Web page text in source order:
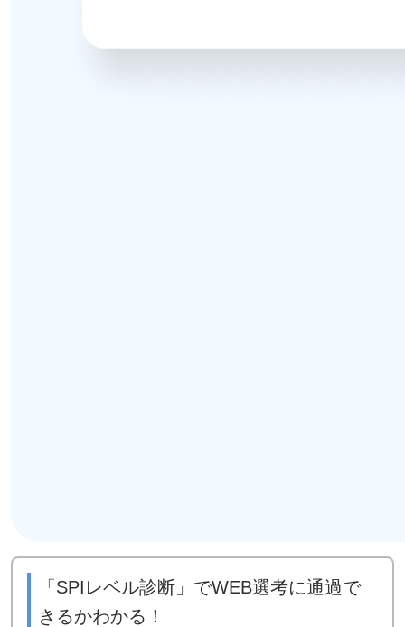
「SPIレベル診断」でWEB選考に通過で
きるかわかる！